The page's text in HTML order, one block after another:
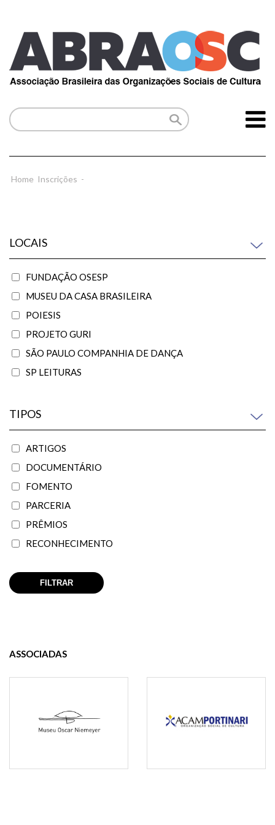
Home Inscrições -
LOCAIS
FUNDAÇÃO OSESP
MUSEU DA CASA BRASILEIRA
POIESIS
PROJETO GURI
SÃO PAULO COMPANHIA DE DANÇA
SP LEITURAS
TIPOS
ARTIGOS
DOCUMENTÁRIO
FOMENTO
PARCERIA
PRÊMIOS
RECONHECIMENTO
ASSOCIADAS